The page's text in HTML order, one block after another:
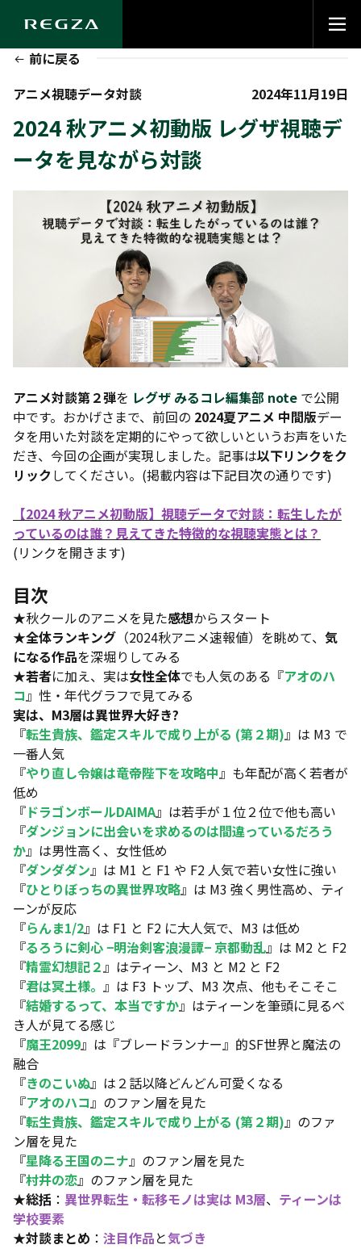
前に戻る
アニメ視聴データ対談
2024年11月19日
2024 秋アニメ初動版 レグザ視聴デ
ータを見ながら対談
アニメ対談第２弾を レグザ みるコレ編集部 note で公開
中です。おかげさまで、前回の 2024夏アニメ 中間版デー
タを用いた対談を定期的にやって欲しいというお声をいた
だき、今回の企画が実現しました。記事は以下リンクをク
リックしてください。(掲載内容は下記目次の通りです)
【2024 秋アニメ初動版】視聴データで対談：転生したが
っているのは誰？見えてきた特徴的な視聴実態とは？
(リンクを開きます)
目次
★秋クールのアニメを見た感想からスタート
★全体ランキング （2024秋アニメ速報値）を眺めて、 気
になる作品を深堀りしてみる
★若者に加え、実は女性全体でも人気のある『アオのハ
コ』性・年代グラフで見てみる
実は、M3層は異世界大好き?
『転生貴族、鑑定スキルで成り上がる (第２期)』は M3 で
一番人気
『やり直し令嬢は竜帝陛下を攻略中』も年配が高く若者が
低め
『ドラゴンボールDAIMA』は若手が１位２位で他も高い
『ダンジョンに出会いを求めるのは間違っているだろう
か』は男性高く、女性低め
『ダンダダン』は M1 と F1 や F2 人気で若い女性に強い
『ひとりぼっちの異世界攻略』は M3 強く男性高め、ティ
ーンが反応
『らんま1/2』は F1 と F2 に大人気で、M3 は低め
『るろうに剣心 −明治剣客浪漫譚− 京都動乱』は M2 と F2
『精霊幻想記２』はティーン、M3 と M2 と F2
『君は冥土様。 』は F3 トップ、M3 次点、他もそこそこ
『結婚するって、本当ですか』はティーンを筆頭に見るべ
き人が見てる感じ
『魔王2099』は『ブレードランナー』的SF世界と魔法の
融合
『きのこいぬ』は２話以降どんどん可愛くなる
『アオのハコ』のファン層を見た
『転生貴族、鑑定スキルで成り上がる (第２期)』のファ
ン層を見た
『星降る王国のニナ』のファン層を見た
『村井の恋』のファン層を見た
★総括 ： 異世界転生・転移モノは実は M3層、 ティーンは
学校要素
★対談まとめ ： 注目作品と気づき